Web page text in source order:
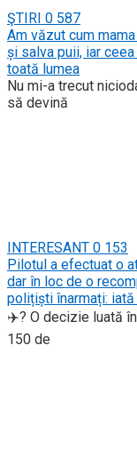
ŞTIRI 0 587
Am văzut cum
și salva puii, iar
toată lumea
Nu mi-a trecut
să devină
INTERESANT 0 153
Pilotul a efectuat o
dar în loc de o
polițiști înarmați:
✈️? O decizie luată
150 de